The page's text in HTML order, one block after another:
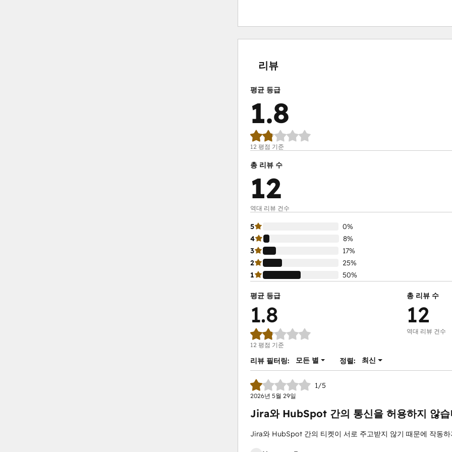
리뷰
평균 등급
1.8
12 평점 기준
총 리뷰 수
12
역대 리뷰 건수
5
0%
4
8%
3
17%
2
25%
1
50%
평균 등급
1.8
12 평점 기준
총 리뷰 수
12
역대 리뷰 건수
리뷰 필터링:
모든 별 정렬: 최신
1/5
2026년 5월 29일
Jira와 HubSpot 간의 통신을 허용하지 않습
Jira와 HubSpot 간의 티켓이 서로 주고받지 않기 때문에 작동하